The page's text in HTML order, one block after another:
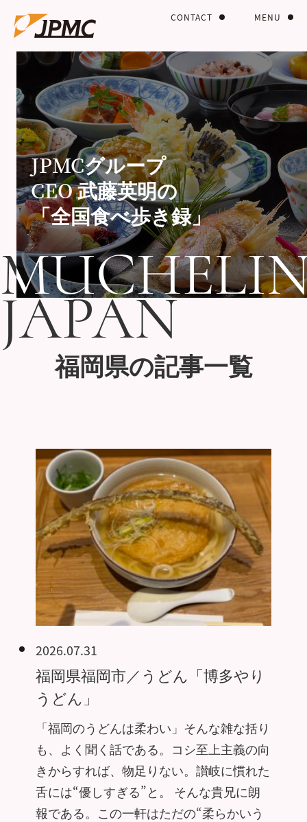
MENU
CONTACT
JPMCグループ
CEO 武藤英明の
「全国食べ歩き録」
JAPAN
JAPAN
福岡県の記事一覧
2026.07.31
福岡県福岡市／うどん「博多やり
うどん」
「福岡のうどんは柔わい」そんな雑な括り
も、よく聞く話である。コシ至上主義の向
きからすれば、物足りない。讃岐に慣れた
舌には“優しすぎる”と。 そんな貴兄に朗
報である。この一軒はただの“柔らかいう